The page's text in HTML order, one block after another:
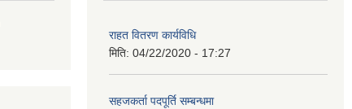
राहत वितरण कार्यविधि
मिति: 04/22/2020 - 17:27
सहजकर्ता पदपूर्ति सम्बन्धमा